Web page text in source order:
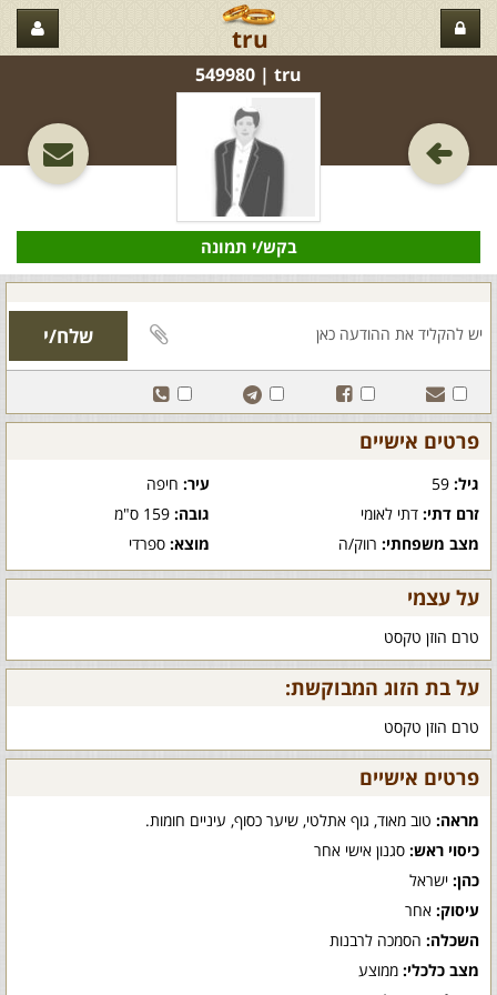
tru
tru‏ | 549980
בקש/י תמונה
פרטים אישיים
גיל: עיר:חיפה
זרם דתי: דתי לאומי גובה:159 ס"מ
מצב משפחתי: רווק/ה מוצא:ספרדי
על עצמי
טרם הוזן טקסט
על בת הזוג המבוקשת:
טרם הוזן טקסט
פרטים אישיים
מראה: טוב מאוד, גוף אתלטי, שיער כסוף, עיניים חומות.
כיסוי ראש: סגנון אישי אחר
כהן: ישראל
עיסוק: אחר
השכלה: הסמכה לרבנות
מצב כלכלי: ממוצע